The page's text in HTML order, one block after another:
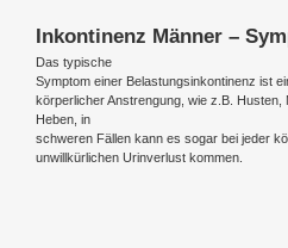
Inkontinenz Männer –
Das typische
Symptom einer Belastungsinkontinenz ist
körperlicher Anstrengung, wie z.B.
Heben, in
schweren Fällen kann es sogar bei jeder
unwillkürlichen Urinverlust kommen.